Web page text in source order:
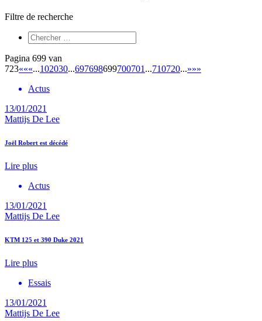
Filtre de recherche
Pagina 699 van
723«««...102030...697698699700701 ...710720...»»»
Actus
13/01/2021
Mattijs De Lee
Joël Robert est décédé
Lire plus
Actus
13/01/2021
Mattijs De Lee
KTM 125 et 390 Duke 2021
Lire plus
Essais
13/01/2021
Mattijs De Lee